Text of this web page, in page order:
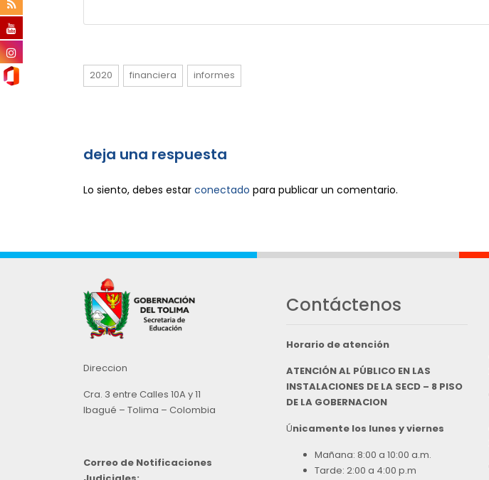
2020 financiera informes
deja una respuesta
Lo siento, debes estar conectado para publicar un comentario.
Direccion
Cra. 3 entre Calles 10A y 11
Ibagué – Tolima – Colombia
Correo de Notificaciones
Contáctenos
Horario de atención
ATENCIÓN AL PÚBLICO EN LAS
INSTALACIONES DE LA SECD – 8 PISO
DE LA GOBERNACION
Únicamente los lunes y viernes
Mañana: 8:00 a 10:00 a.m.
Tarde: 2:00 a 4:00 p.m